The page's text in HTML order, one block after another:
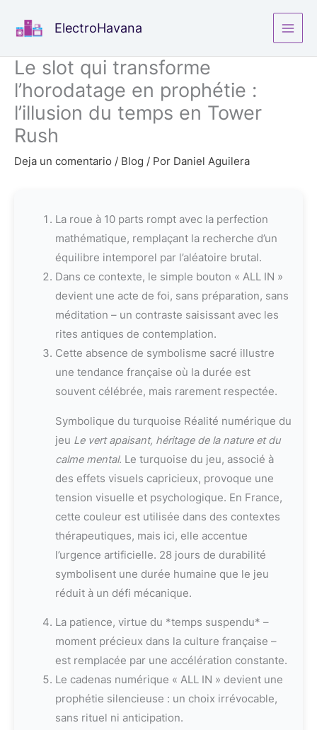
ElectroHavana
Le slot qui transforme
l’horodatage en prophétie :
l’illusion du temps en Tower
Rush
Deja un comentario / Blog / Por Daniel Aguilera
La roue à 10 parts rompt avec la perfection
mathématique, remplaçant la recherche d’un
équilibre intemporel par l’aléatoire brutal.
Dans ce contexte, le simple bouton « ALL IN »
devient une acte de foi, sans préparation, sans
méditation – un contraste saisissant avec les
rites antiques de contemplation.
Cette absence de symbolisme sacré illustre
une tendance française où la durée est
souvent célébrée, mais rarement respectée.
Symbolique du turquoise Réalité numérique du
jeu Le vert apaisant, héritage de la nature et du
calme mental. Le turquoise du jeu, associé à
des effets visuels capricieux, provoque une
tension visuelle et psychologique. En France,
cette couleur est utilisée dans des contextes
thérapeutiques, mais ici, elle accentue
l’urgence artificielle. 28 jours de durabilité
symbolisent une durée humaine que le jeu
réduit à un défi mécanique.
La patience, virtue du *temps suspendu* –
moment précieux dans la culture française –
est remplacée par une accélération constante.
Le cadenas numérique « ALL IN » devient une
prophétie silencieuse : un choix irrévocable,
sans rituel ni anticipation.